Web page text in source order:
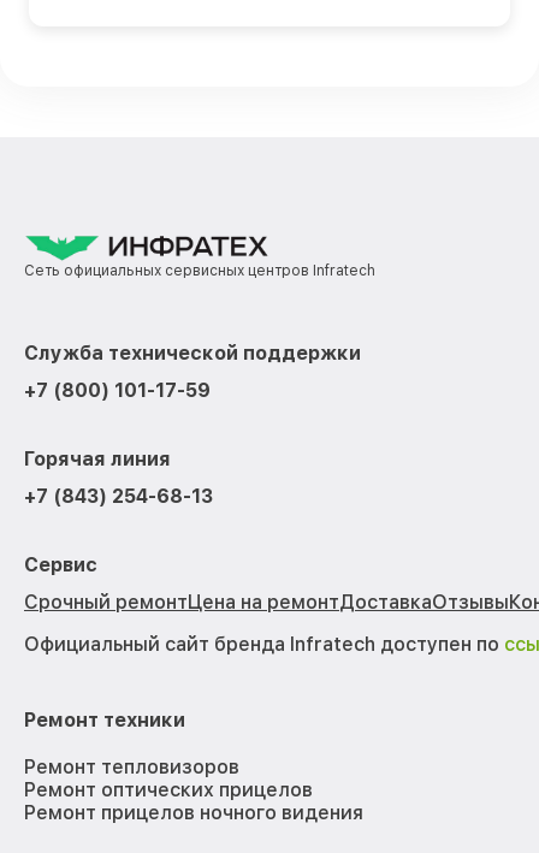
Сеть официальных сервисных центров Infratech
Служба технической поддержки
+7 (800) 101-17-59
Горячая линия
+7 (843) 254-68-13
Сервис
Срочный ремонтЦена на ремонтДоставкаОтзывы
Официальный сайт бренда Infratech доступен по
Ремонт техники
Ремонт тепловизоров
Ремонт оптических прицелов
Ремонт прицелов ночного видения